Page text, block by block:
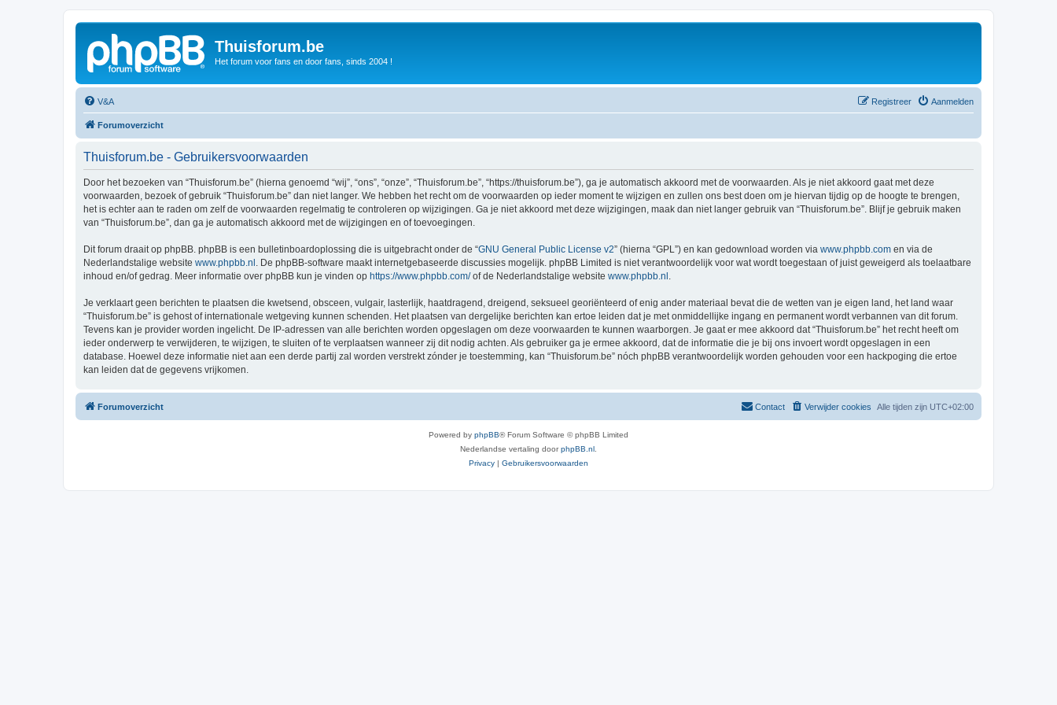
Thuisforum.be
Het forum voor fans en door fans, sinds 2004 !
V&A Aanmelden
Registreer
Forumoverzicht
Thuisforum.be - Gebruikersvoorwaarden
Door het bezoeken van “Thuisforum.be” (hierna genoemd “wij”, “ons”, “onze”, “Thuisforum.be”, “https://thuisforum.be”), ga je automatisch akkoord met de voorwaarden. Als je niet akkoord gaat met deze
voorwaarden, bezoek of gebruik “Thuisforum.be” dan niet langer. We hebben het recht om de voorwaarden op ieder moment te wijzigen en zullen ons best doen om je hiervan tijdig op de hoogte te brengen,
het is echter aan te raden om zelf de voorwaarden regelmatig te controleren op wijzigingen. Ga je niet akkoord met deze wijzigingen, maak dan niet langer gebruik van “Thuisforum.be”. Blijf je gebruik maken
van “Thuisforum.be”, dan ga je automatisch akkoord met de wijzigingen en of toevoegingen.
Dit forum draait op phpBB. phpBB is een bulletinboardoplossing die is uitgebracht onder de “GNU General Public License v2” (hierna “GPL”) en kan gedownload worden via www.phpbb.com en via de
Nederlandstalige website www.phpbb.nl . De phpBB-software maakt internetgebaseerde discussies mogelijk. phpBB Limited is niet verantwoordelijk voor wat wordt toegestaan of juist geweigerd als toelaatbare
inhoud en/of gedrag. Meer informatie over phpBB kun je vinden op https://www.phpbb.com/of de Nederlandstalige website www.phpbb.nl
Je verklaart geen berichten te plaatsen die kwetsend, obsceen, vulgair, lasterlijk, haatdragend, dreigend, seksueel georiënteerd of enig ander materiaal bevat die de wetten van je eigen land, het land waar
“Thuisforum.be” is gehost of internationale wetgeving kunnen schenden. Het plaatsen van dergelijke berichten kan ertoe leiden dat je met onmiddellijke ingang en permanent wordt verbannen van dit forum.
Tevens kan je provider worden ingelicht. De IP-adressen van alle berichten worden opgeslagen om deze voorwaarden te kunnen waarborgen. Je gaat er mee akkoord dat “Thuisforum.be” het recht heeft om
ieder onderwerp te verwijderen, te wijzigen, te sluiten of te verplaatsen wanneer zij dit nodig achten. Als gebruiker ga je ermee akkoord, dat de informatie die je bij ons invoert wordt opgeslagen in een
database. Hoewel deze informatie niet aan een derde partij zal worden verstrekt zónder je toestemming, kan “Thuisforum.be” nóch phpBB verantwoordelijk worden gehouden voor een hackpoging die ertoe
kan leiden dat de gegevens vrijkomen.
Forumoverzicht Alle tijden zijn UTC+02:00
Verwijder cookies
Contact
Powered by phpBB® Forum Software © phpBB Limited
Nederlandse vertaling doorphpBB.nl
Privacy | Gebruikersvoorwaarden